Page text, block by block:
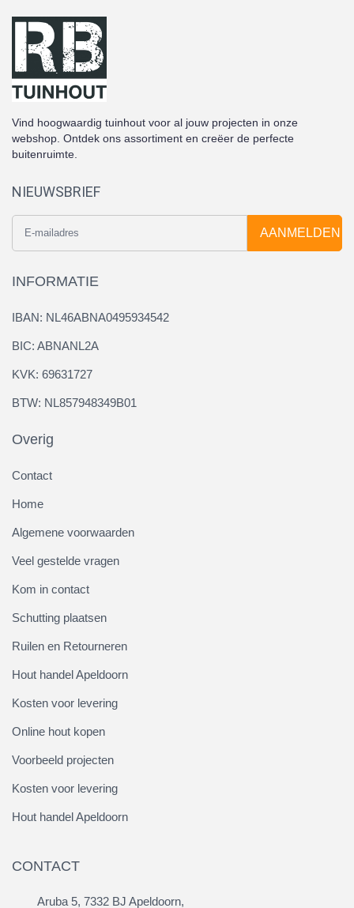
Vind hoogwaardig tuinhout voor al jouw projecten in onze
webshop. Ontdek ons assortiment en creëer de perfecte
buitenruimte.
NIEUWSBRIEF
AANMELDEN
INFORMATIE
IBAN: NL46ABNA0495934542
BIC: ABNANL2A
KVK: 69631727
BTW: NL857948349B01
Overig
Contact
Home
Algemene voorwaarden
Veel gestelde vragen
Kom in contact
Schutting plaatsen
Ruilen en Retourneren
Hout handel Apeldoorn
Kosten voor levering
Online hout kopen
Voorbeeld projecten
Kosten voor levering
Hout handel Apeldoorn
CONTACT
Aruba 5, 7332 BJ Apeldoorn,